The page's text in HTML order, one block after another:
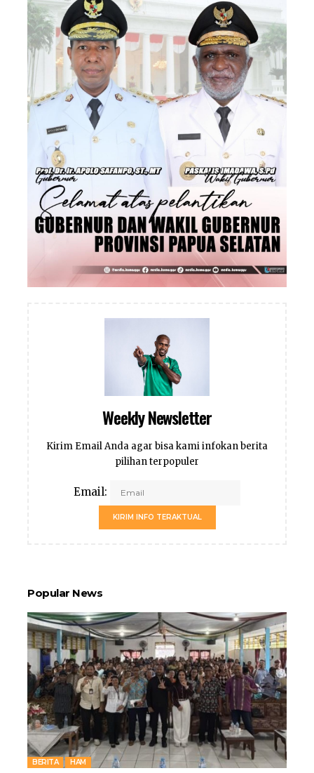
Weekly Newsletter
Kirim Email Anda agar bisa kami infokan berita
pilihan terpopuler
Email:
KIRIM INFO TERAKTUAL
Popular News
BERITA HAM